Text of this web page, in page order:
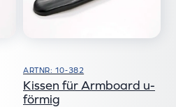
ARTNR: 10-382
Kissen für Armboard u-
förmig